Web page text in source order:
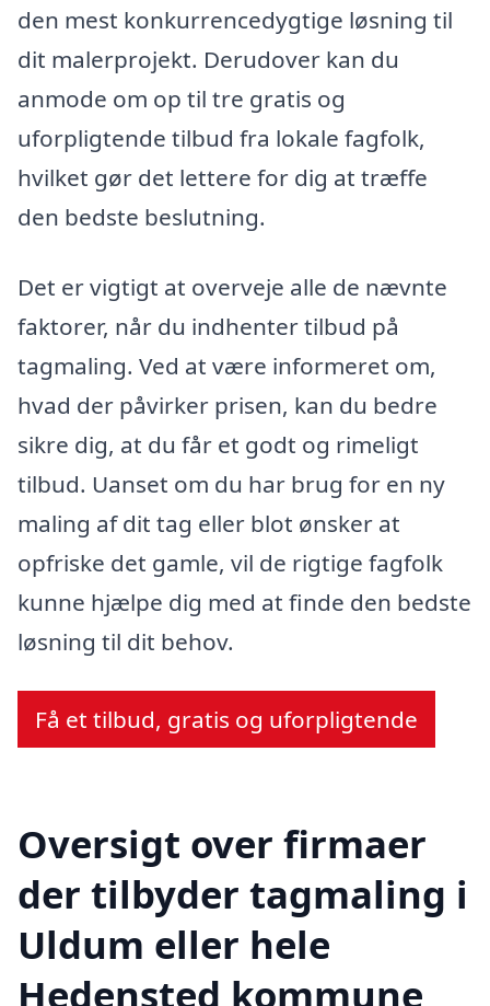
den mest konkurrencedygtige løsning til
dit malerprojekt. Derudover kan du
anmode om op til tre gratis og
uforpligtende tilbud fra lokale fagfolk,
hvilket gør det lettere for dig at træffe
den bedste beslutning.
Det er vigtigt at overveje alle de nævnte
faktorer, når du indhenter tilbud på
tagmaling. Ved at være informeret om,
hvad der påvirker prisen, kan du bedre
sikre dig, at du får et godt og rimeligt
tilbud. Uanset om du har brug for en ny
maling af dit tag eller blot ønsker at
opfriske det gamle, vil de rigtige fagfolk
kunne hjælpe dig med at finde den bedste
løsning til dit behov.
Få et tilbud, gratis og uforpligtende
Oversigt over firmaer
der tilbyder tagmaling i
Uldum eller hele
Hedensted kommune